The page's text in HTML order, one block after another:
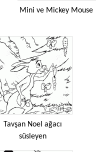
Mini ve Mickey Mouse
Tavşan Noel ağacı
süsleyen